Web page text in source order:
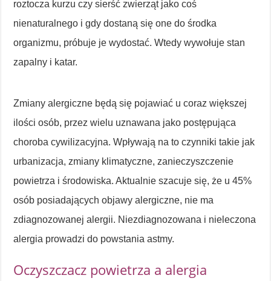
roztocza kurzu czy sierść zwierząt jako coś
nienaturalnego i gdy dostaną się one do środka
organizmu, próbuje je wydostać. Wtedy wywołuje stan
zapalny i katar.
Zmiany alergiczne będą się pojawiać u coraz większej
ilości osób, przez wielu uznawana jako postępująca
choroba cywilizacyjna. Wpływają na to czynniki takie jak
urbanizacja, zmiany klimatyczne, zanieczyszczenie
powietrza i środowiska. Aktualnie szacuje się, że u 45%
osób posiadających objawy alergiczne, nie ma
zdiagnozowanej alergii. Niezdiagnozowana i nieleczona
alergia prowadzi do powstania astmy.
Oczyszczacz powietrza a alergia